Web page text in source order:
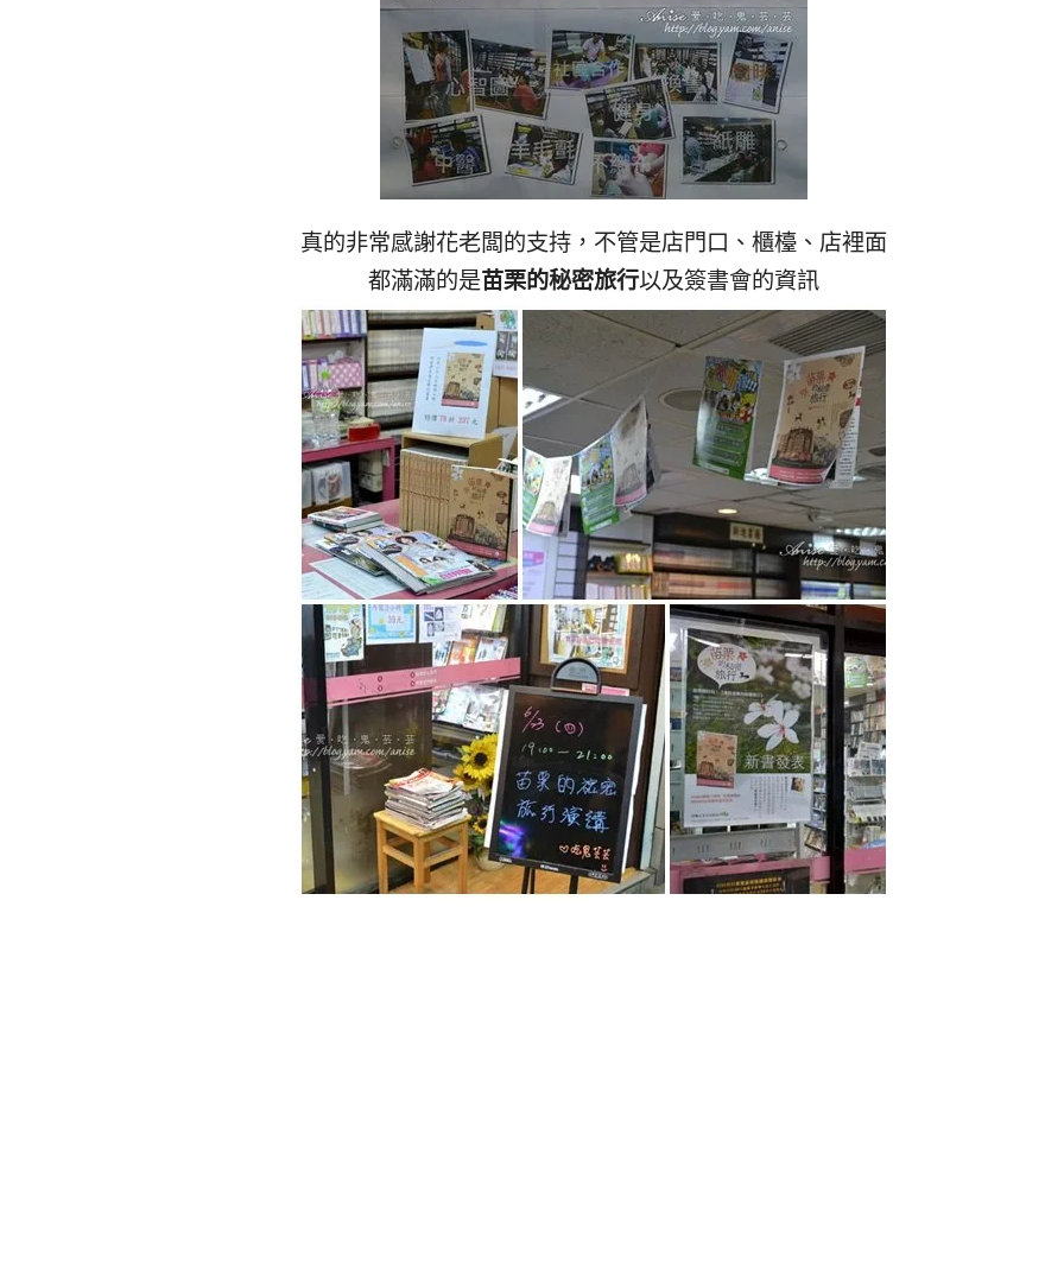
真的非常感謝花老闆的支持，不管是店門口、櫃檯、店裡面
都滿滿的是苗栗的秘密旅行以及簽書會的資訊